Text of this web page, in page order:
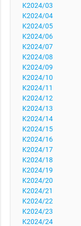
K2024/03
K2024/04
K2024/05
K2024/06
K2024/07
K2024/08
K2024/09
K2024/10
K2024/11
K2024/12
K2024/13
K2024/14
K2024/15
K2024/16
K2024/17
K2024/18
K2024/19
K2024/20
K2024/21
K2024/22
K2024/23
K2024/24